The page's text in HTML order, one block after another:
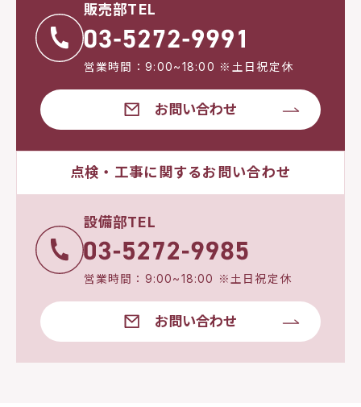
販売部TEL
営業時間：9:00~18:00 ※土日祝定休
お問い合わせ
点検・工事に関するお問い合わせ
設備部TEL
営業時間：9:00~18:00 ※土日祝定休
お問い合わせ